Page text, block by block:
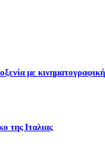
με
της Ιταλιας